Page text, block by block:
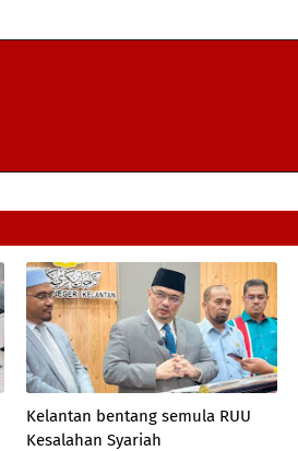
Kelantan bentang semula RUU
Kesalahan Syariah